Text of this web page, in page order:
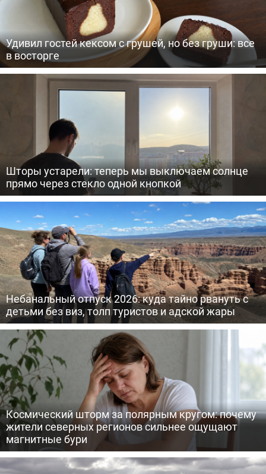
Удивил гостей кексом с грушей, но без груши: все
в восторге
Шторы устарели: теперь мы выключаем солнце
прямо через стекло одной кнопкой
Небанальный отпуск 2026: куда тайно рвануть с
детьми без виз, толп туристов и адской жары
Космический шторм за полярным кругом: почему
жители северных регионов сильнее ощущают
магнитные бури